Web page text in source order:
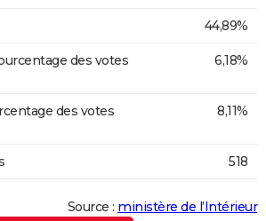
44,89%
des votes
6,18%
des votes
8,11%
518
Source : ministère de l’Intérieur